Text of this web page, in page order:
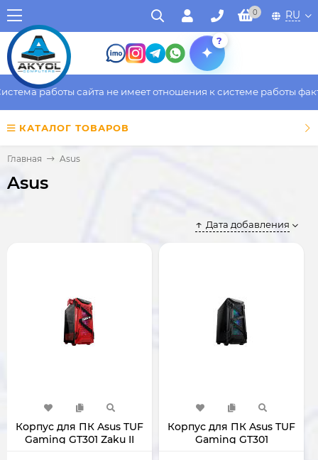
0 RU
?
работы сайта не имеет отношения к системе работы
КАТАЛОГ ТОВАРОВ
Главная Asus
Asus
Дата добавления
Корпус для ПК Asus TUF
Gaming GT301 Zaku II
Корпус для ПК Asus TUF
Gaming GT301